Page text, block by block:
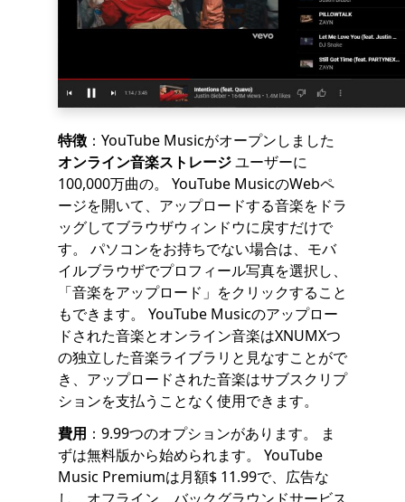
特徴 ：YouTube Musicがオープンしました
オンライン音楽ストレージユーザーに
100,000万曲の。 YouTube MusicのWebペ
ージを開いて、アップロードする音楽をドラ
ッグしてブラウザウィンドウに戻すだけで
す。 パソコンをお持ちでない場合は、モバ
イルブラウザでプロフィール写真を選択し、
「音楽をアップロード」をクリックすること
もできます。 YouTube Musicのアップロー
ドされた音楽とオンライン音楽はXNUMXつ
の独立した音楽ライブラリと見なすことがで
き、アップロードされた音楽はサブスクリプ
ションを支払うことなく使用できます。
費用 ：9.99つのオプションがあります。 ま
ずは無料版から始められます。 YouTube
Music Premiumは月額$ 11.99で、広告な